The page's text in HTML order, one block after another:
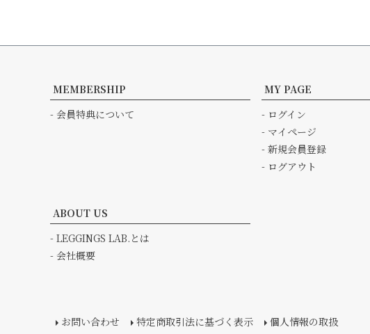
MEMBERSHIP
- 会員特典について
MY PAGE
- ログイン
- マイページ
- 新規会員登録
- ログアウト
ABOUT US
- LEGGINGS LAB.とは
- 会社概要
お問い合わせ 特定商取引法に基づく表示 個人情報の取扱